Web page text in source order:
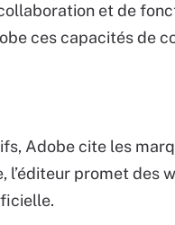
et de
ces capacités de
Adobe cite les
l’éditeur promet des